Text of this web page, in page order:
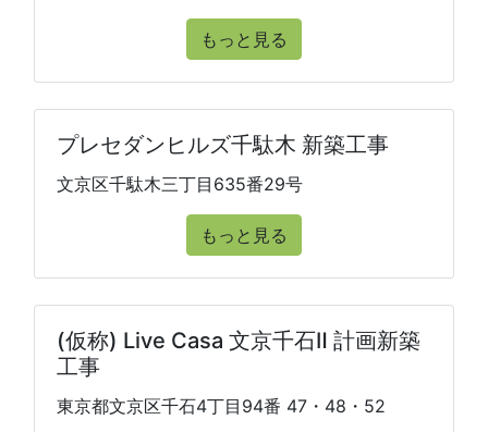
もっと見る
プレセダンヒルズ千駄木 新築工事
文京区千駄木三丁目635番29号
もっと見る
(仮称) Live Casa 文京千石Ⅱ 計画新築
工事
東京都文京区千石4丁目94番 47・48・52